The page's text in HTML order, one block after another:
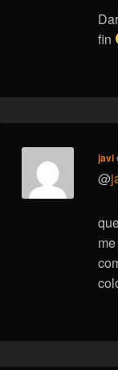
fin
javi
@